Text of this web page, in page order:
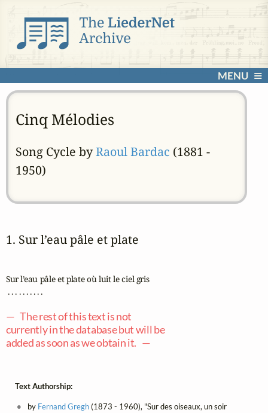
MENU
Cinq Mélodies
Song Cycle byRaoul Bardac (1881 -
1950)
1. Sur l’eau pâle et plate
Sur l’eau pâle et plate où luit le ciel gris
. . . . . . . . . .
— The rest of this text is not
currently in the database but will be
added as soon as we obtain it. —
Text Authorship:
by Fernand Gregh(1873 - 1960), "Sur des oiseaux, un soir